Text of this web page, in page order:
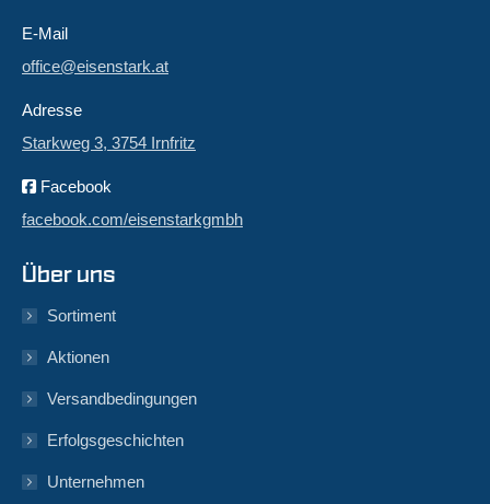
E-Mail
office@eisenstark.at
Adresse
Starkweg 3, 3754 Irnfritz
Facebook
facebook.com/eisenstarkgmbh
Über uns
Sortiment
Aktionen
Versandbedingungen
Erfolgsgeschichten
Unternehmen